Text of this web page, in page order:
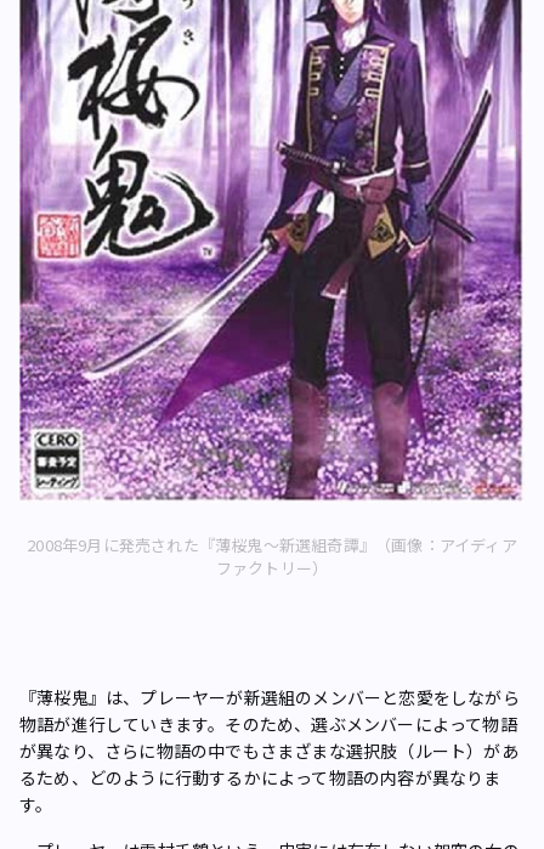
2008年9月に発売された『薄桜鬼～新選組奇譚』（画像：アイディア
ファクトリー）
『薄桜鬼』は、プレーヤーが新選組のメンバーと恋愛をしながら
物語が進行していきます。そのため、選ぶメンバーによって物語
が異なり、さらに物語の中でもさまざまな選択肢（ルート）があ
るため、どのように行動するかによって物語の内容が異なりま
す。